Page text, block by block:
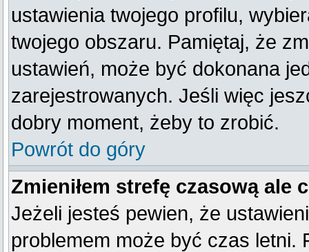
ustawienia twojego profilu,
twojego obszaru. Pamiętaj, że
ustawień, może być dokonana
zarejestrowanych. Jeśli więc
dobry moment, żeby to zrobić.
Powrót do góry
Zmieniłem strefę czasową ale
Jeżeli jesteś pewien, że
problemem może być czas letni.